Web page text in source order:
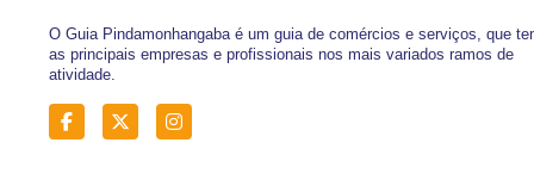
O Guia Pindamonhangaba é um guia de comércios e serviços, que
as principais empresas e profissionais nos mais variados ramos de
atividade.